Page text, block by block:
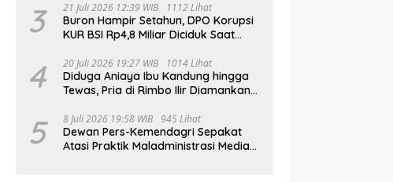
3 21 Juli 2026 12:39 WIB 1112 Lihat
Buron Hampir Setahun, DPO Korupsi
KUR BSI Rp4,8 Miliar Diciduk Saat
4 20 Juli 2026 19:27 WIB 1014 Lihat
Diduga Aniaya Ibu Kandung hingga
Tewas, Pria di Rimbo Ilir Diamankan
5 8 Juli 2026 19:58 WIB 945 Lihat
Dewan Pers-Kemendagri Sepakat
Atasi Praktik Maladministrasi Media